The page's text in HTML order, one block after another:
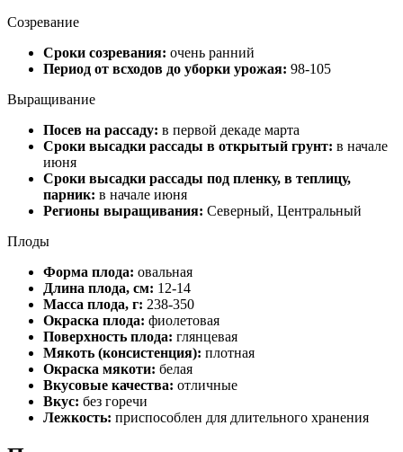
Созревание
Сроки созревания: очень ранний
Период от всходов до уборки урожая: 98-105
Выращивание
Посев на рассаду: в первой декаде марта
Сроки высадки рассады в открытый грунт: в начале
июня
Сроки высадки рассады под пленку, в теплицу,
парник: в начале июня
Регионы выращивания: Северный, Центральный
Плоды
Форма плода: овальная
Длина плода, см: 12-14
Масса плода, г: 238-350
Окраска плода: фиолетовая
Поверхность плода: глянцевая
Мякоть (консистенция): плотная
Окраска мякоти: белая
Вкусовые качества: отличные
Вкус: без горечи
Лежкость: приспособлен для длительного хранения